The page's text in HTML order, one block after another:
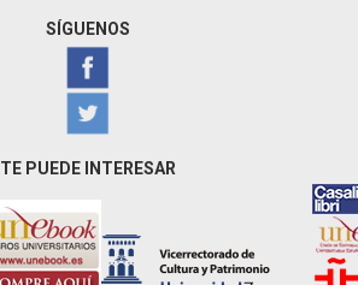
SÍGUENOS
TE PUEDE INTERESAR